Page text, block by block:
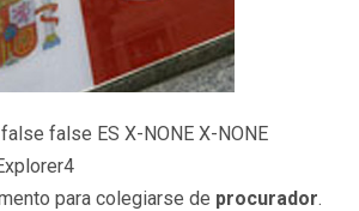
false ES X-NONE X-NONE
para colegiarse de procurador.